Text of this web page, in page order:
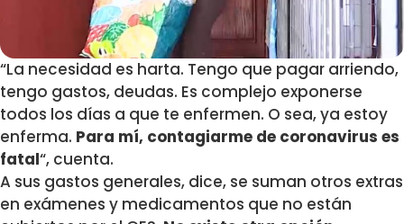
“La necesidad es harta. Tengo que pagar arriendo,
tengo gastos, deudas. Es complejo exponerse
todos los días a que te enfermen. O sea, ya estoy
enferma. Para mí, contagiarme de coronavirus es
fatal“, cuenta.
A sus gastos generales, dice, se suman otros extras
en exámenes y medicamentos que no están